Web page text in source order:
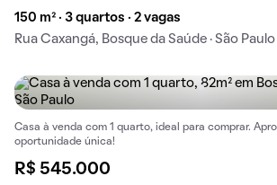
150 m² · 3 quartos · 2 vagas
Rua Caxangá, Bosque da Saúde · São Paulo
Casa à venda com 1 quarto, ideal para comprar.
oportunidade única!
R$ 545.000